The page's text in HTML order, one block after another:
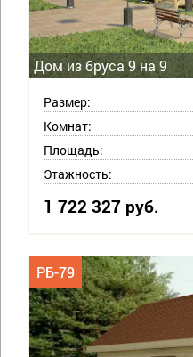
Дом из бруса 9 на 9
Размер:
Комнат:
Площадь:
Этажность:
1 722 327 руб.
РБ-79